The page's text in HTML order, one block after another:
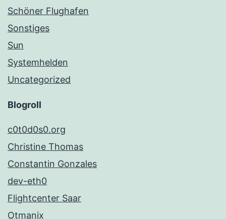
Schöner Flughafen
Sonstiges
Sun
Systemhelden
Uncategorized
Blogroll
c0t0d0s0.org
Christine Thomas
Constantin Gonzales
dev-eth0
Flightcenter Saar
Otmanix